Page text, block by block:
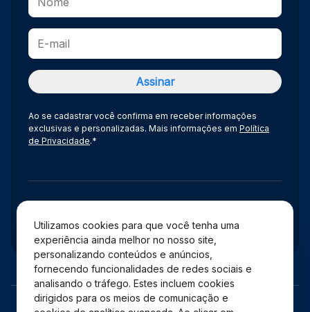
Utilizamos cookies para que você tenha uma
experiência ainda melhor no nosso site,
personalizando conteúdos e anúncios,
fornecendo funcionalidades de redes sociais e
analisando o tráfego. Estes incluem cookies
dirigidos para os meios de comunicação e
Ao se cadastrar você confirma em receber informações
exclusivas e personalizadas. Mais informações em Política
de Privacidade.*
Administração